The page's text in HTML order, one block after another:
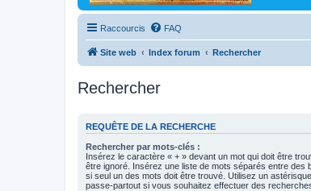
Raccourcis FAQ
Site web Index forum Rechercher
Rechercher
REQUÊTE DE LA RECHERCHE
Rechercher par mots-clés :
Insérez le caractère « + » devant un mot qui doit être
être ignoré. Insérez une liste de mots séparés entre des
si seul un des mots doit être trouvé. Utilisez un
passe-partout si vous souhaitez effectuer des